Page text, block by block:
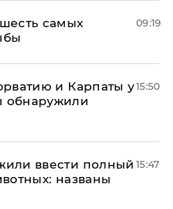
самых
09:19
и Карпаты у
обнаружили
15:50
ввести полный
названы
15:47